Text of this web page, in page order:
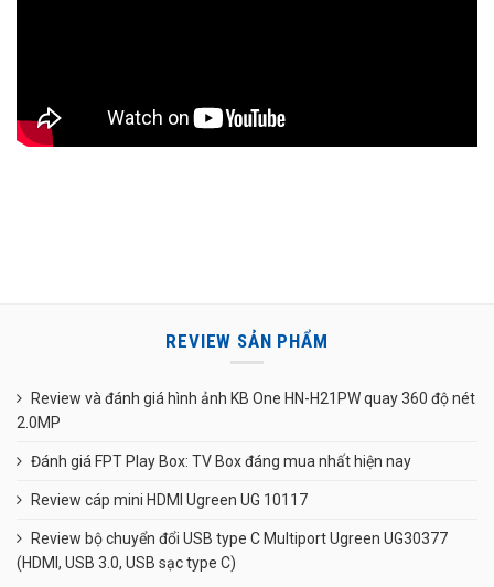
REVIEW SẢN PHẨM
Review và đánh giá hình ảnh KB One HN-H21PW quay 360 độ nét
2.0MP
Đánh giá FPT Play Box: TV Box đáng mua nhất hiện nay
Review cáp mini HDMI Ugreen UG 10117
Review bộ chuyển đổi USB type C Multiport Ugreen UG30377
(HDMI, USB 3.0, USB sạc type C)